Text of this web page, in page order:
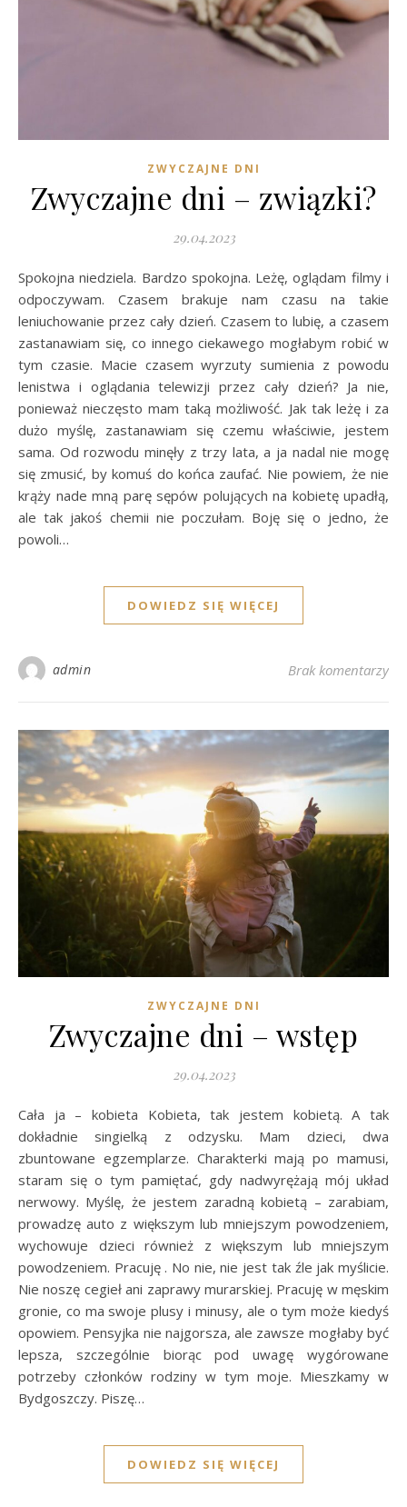
ZWYCZAJNE DNI
Zwyczajne dni – związki?
29.04.2023
Spokojna niedziela. Bardzo spokojna. Leżę, oglądam filmy i
odpoczywam. Czasem brakuje nam czasu na takie
leniuchowanie przez cały dzień. Czasem to lubię, a czasem
zastanawiam się, co innego ciekawego mogłabym robić w
tym czasie. Macie czasem wyrzuty sumienia z powodu
lenistwa i oglądania telewizji przez cały dzień? Ja nie,
ponieważ nieczęsto mam taką możliwość. Jak tak leżę i za
dużo myślę, zastanawiam się czemu właściwie, jestem
sama. Od rozwodu minęły z trzy lata, a ja nadal nie mogę
się zmusić, by komuś do końca zaufać. Nie powiem, że nie
krąży nade mną parę sępów polujących na kobietę upadłą,
ale tak jakoś chemii nie poczułam. Boję się o jedno, że
powoli…
DOWIEDZ SIĘ WIĘCEJ
admin Brak komentarzy
ZWYCZAJNE DNI
Zwyczajne dni – wstęp
29.04.2023
Cała ja – kobieta Kobieta, tak jestem kobietą. A tak
dokładnie singielką z odzysku. Mam dzieci, dwa
zbuntowane egzemplarze. Charakterki mają po mamusi,
staram się o tym pamiętać, gdy nadwyrężają mój układ
nerwowy. Myślę, że jestem zaradną kobietą – zarabiam,
prowadzę auto z większym lub mniejszym powodzeniem,
wychowuje dzieci również z większym lub mniejszym
powodzeniem. Pracuję . No nie, nie jest tak źle jak myślicie.
Nie noszę cegieł ani zaprawy murarskiej. Pracuję w męskim
gronie, co ma swoje plusy i minusy, ale o tym może kiedyś
opowiem. Pensyjka nie najgorsza, ale zawsze mogłaby być
lepsza, szczególnie biorąc pod uwagę wygórowane
potrzeby członków rodziny w tym moje. Mieszkamy w
Bydgoszczy. Piszę…
DOWIEDZ SIĘ WIĘCEJ